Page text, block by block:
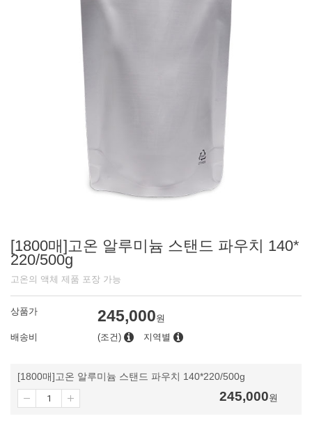
[1800매]고온 알루미늄 스탠드 파우치 140*
220/500g
고온의 액체 제품 포장 가능
상품가 245,000원
배송비
(조건) 지역별
[1800매]고온 알루미늄 스탠드 파우치 140*220/500g
245,000원